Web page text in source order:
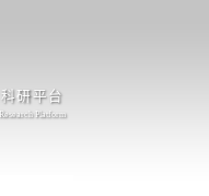
科研平台
Research Platform